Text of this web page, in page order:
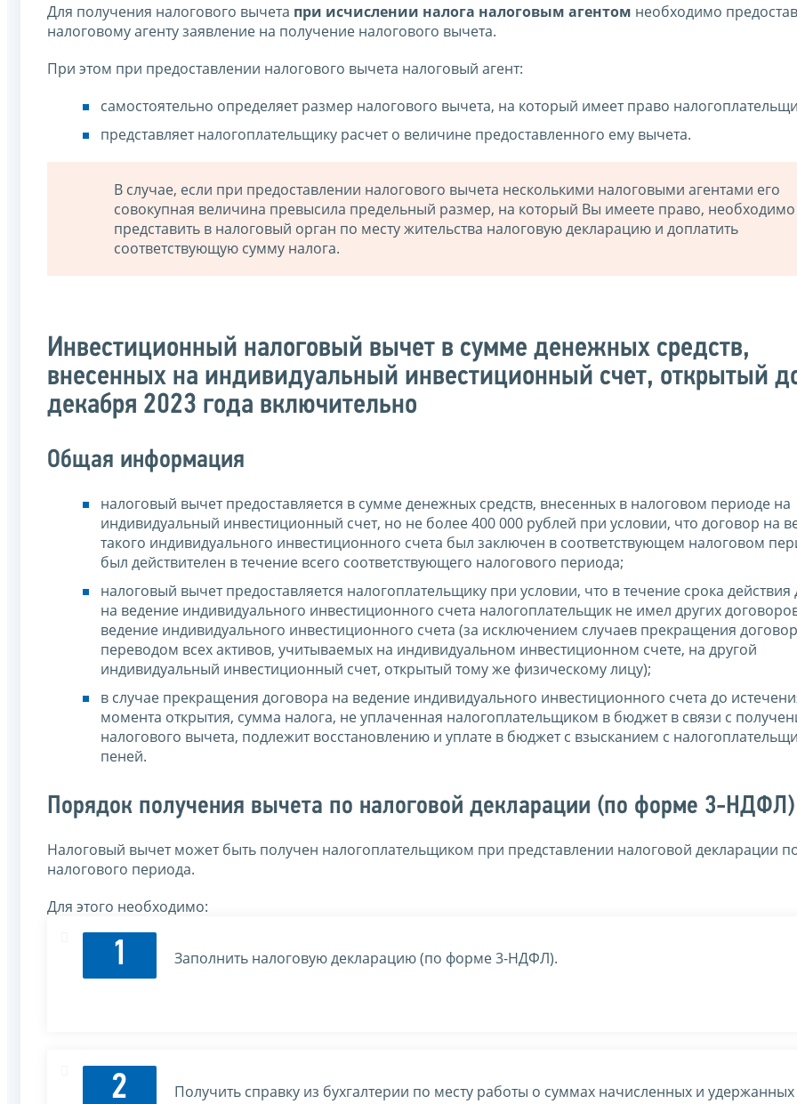
Для получения налогового вычета при исчислении налога налоговым агентом необходимо
налоговому агенту заявление на получение налогового вычета.
При этом при предоставлении налогового вычета налоговый агент:
самостоятельно определяет размер налогового вычета, на который имеет право
представляет налогоплательщику расчет о величине предоставленного ему вычета.
В случае, если при предоставлении налогового вычета несколькими налоговыми агентами его
совокупная величина превысила предельный размер, на который Вы имеете право, необходимо
представить в налоговый орган по месту жительства налоговую декларацию и доплатить
соответствующую сумму налога.
Инвестиционный налоговый вычет в сумме денежных средств,
внесенных на индивидуальный инвестиционный счет, открытый
декабря 2023 года включительно
Общая информация
налоговый вычет предоставляется в сумме денежных средств, внесенных в налоговом периоде на
индивидуальный инвестиционный счет, но не более 400 000 рублей при условии, что договор на
такого индивидуального инвестиционного счета был заключен в соответствующем налоговом
был действителен в течение всего соответствующего налогового периода;
налоговый вычет предоставляется налогоплательщику при условии, что в течение срока действия
на ведение индивидуального инвестиционного счета налогоплательщик не имел других
ведение индивидуального инвестиционного счета (за исключением случаев прекращения
переводом всех активов, учитываемых на индивидуальном инвестиционном счете, на другой
индивидуальный инвестиционный счет, открытый тому же физическому лицу);
в случае прекращения договора на ведение индивидуального инвестиционного счета до
момента открытия, сумма налога, не уплаченная налогоплательщиком в бюджет в связи с
налогового вычета, подлежит восстановлению и уплате в бюджет с взысканием с
пеней.
Порядок получения вычета по налоговой декларации (по форме 3-НДФЛ)
Налоговый вычет может быть получен налогоплательщиком при представлении налоговой декларации
налогового периода.
Для этого необходимо:
1 Заполнить налоговую декларацию (по форме 3-НДФЛ).
2
Получить справку из бухгалтерии по месту работы о суммах начисленных и